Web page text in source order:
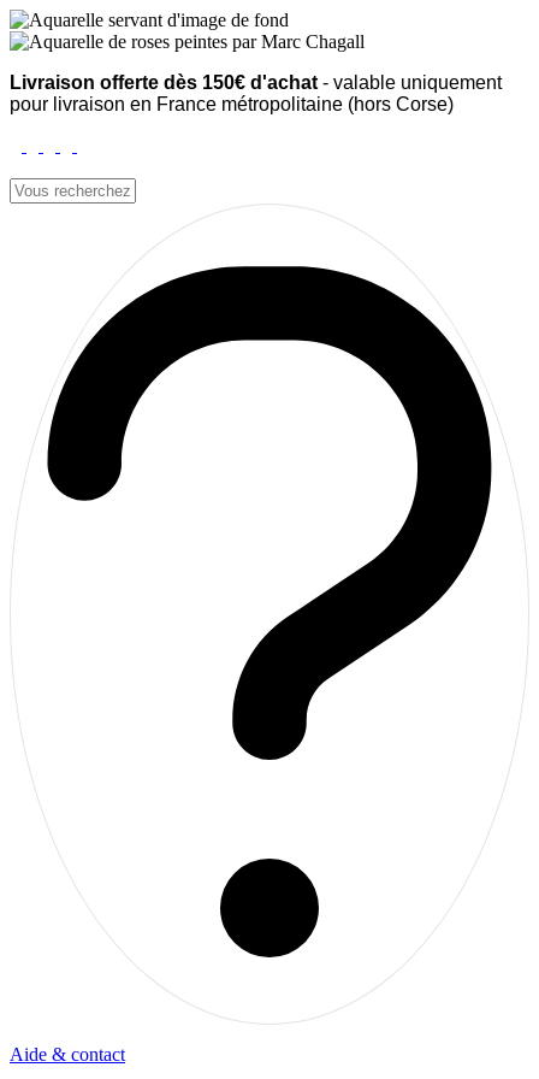
Livraison offerte dès 150€ d'achat - valable uniquement
pour livraison en France métropolitaine (hors Corse)
Aide & contact